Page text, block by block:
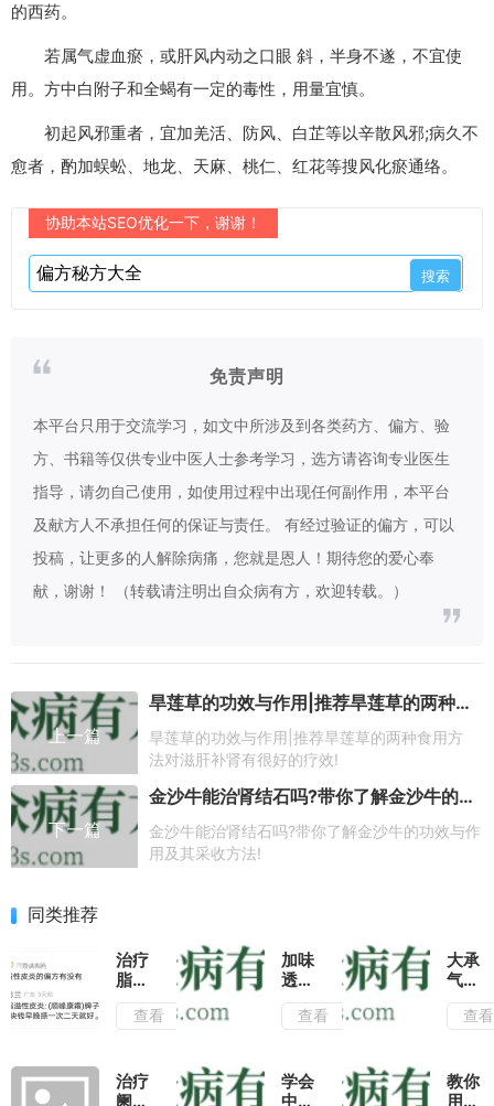
的西药。
若属气虚血瘀，或肝风内动之口眼 斜，半身不遂，不宜使
用。方中白附子和全蝎有一定的毒性，用量宜慎。
初起风邪重者，宜加羌活、防风、白芷等以辛散风邪;病久不
愈者，酌加蜈蚣、地龙、天麻、桃仁、红花等搜风化瘀通络。
协助本站SEO优化一下，谢谢！
免责声明
本平台只用于交流学习，如文中所涉及到各类药方、偏方、验
方、书籍等仅供专业中医人士参考学习，选方请咨询专业医生
指导，请勿自己使用，如使用过程中出现任何副作用，本平台
及献方人不承担任何的保证与责任。 有经过验证的偏方，可以
投稿，让更多的人解除病痛，您就是恩人！期待您的爱心奉
献，谢谢！ （转载请注明出自众病有方，欢迎转载。）
上一篇
旱莲草的功效与作用|推荐旱莲草的两种食用方法对滋肝补肾有很好的疗效!
旱莲草的功效与作用|推荐旱莲草的两种食用方
法对滋肝补肾有很好的疗效!
下一篇
金沙牛能治肾结石吗?带你了解金沙牛的功效与作用及其采收方法!
金沙牛能治肾结石吗?带你了解金沙牛的功效与作
用及其采收方法!
同类推荐
治疗
脂溢
性皮
炎的
有或
者什
查看
加味
透邪
汤治
疗麻
分析
查看
大承
气汤
治疗
脑膜
分析
查看
治疗
阑尾
学会
中药
教你
用苦